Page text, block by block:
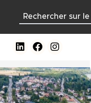
principal